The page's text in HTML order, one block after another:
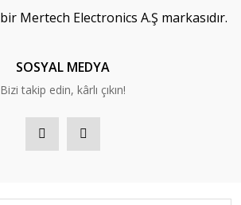
bir Mertech Electronics A.Ş markasıdır.
SOSYAL MEDYA
Bizi takip edin, kârlı çıkın!